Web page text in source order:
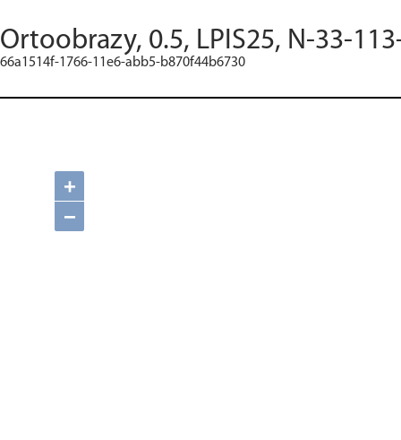
Ortoobrazy, 0.5, LPIS25, N-33-
66a1514f-1766-11e6-abb5-b870f44b6730
+
−